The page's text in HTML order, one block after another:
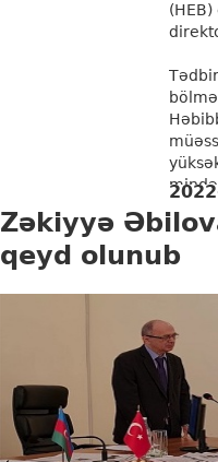
Zəkiyyə
qeyd olunub